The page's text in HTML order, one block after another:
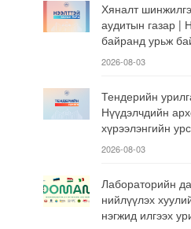
Хяналт
аудитын газар |
байранд урьж
2026-08-03
Тендерийн
Нүүдэлчдийн
хүрээлэнгийн
2026-08-03
Лабораторийн
нийлүүлэх
нэгжид илгээх